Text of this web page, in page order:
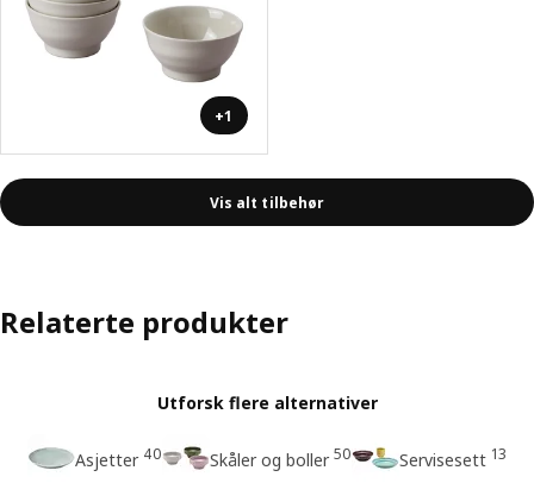
+1
Vis alt tilbehør
Relaterte produkter
Utforsk flere alternativer
Asjetter 40 Skåler og boller 50 Servisesett 13